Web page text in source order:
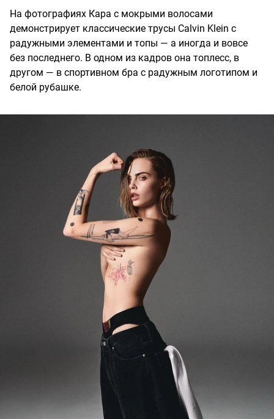
На фотографиях Кара с мокрыми волосами
демонстрирует классические трусы Calvin Klein с
радужными элементами и топы — а иногда и вовсе
без последнего. В одном из кадров она топлесс, в
другом — в спортивном бра с радужным логотипом и
белой рубашке.